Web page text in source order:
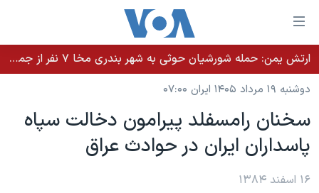
لینکهای
قابل
دسترسی
جهش
محتوای
اصلی
جهش
به
خانه
نسخه سبک وب‌سایت
موضوع ها
ایران
آمریکا
برنامه های تلویزیونی
جدول برنامه ها
ارتش یمن: حمله شورشیان حوثی به شهر بندری مخا ۷ نفر از جمله غیرنظامیان را کشت
دوشنبه ۱۹ مرداد ۱۴۰۵ ایران ۰۷:۰۰
سخنان رامسفلد پيرامون دخالت سپاه
پاسداران ايران در حوادث عراق
۱۶ اسفند ۱۳۸۴